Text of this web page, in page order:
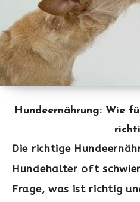
Hundeernährung: Wie
Die richtige
Hundehalter oft
Frage, was ist richtig